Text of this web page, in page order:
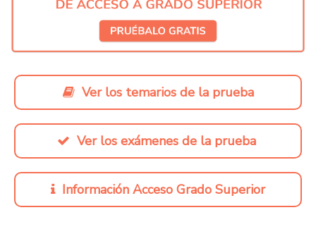
Ver los temarios de la prueba
Ver los exámenes de la prueba
Información Acceso Grado Superior